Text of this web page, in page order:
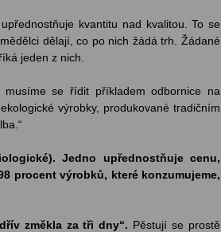
kvantitu nad kvalitou. To se
dělají, co po nich žádá trh. Žádané
jeden z nich.
se řídit příkladem odbornice na
výrobky, produkované tradičním
Jedno upřednostňuje cenu,
procent výrobků, které konzumujeme,
změkla za tři dny“. Pěstují se prostě